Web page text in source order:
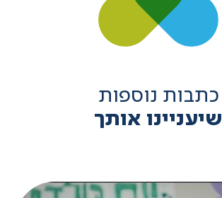
כתבות נוספות
שיעניינו אותך